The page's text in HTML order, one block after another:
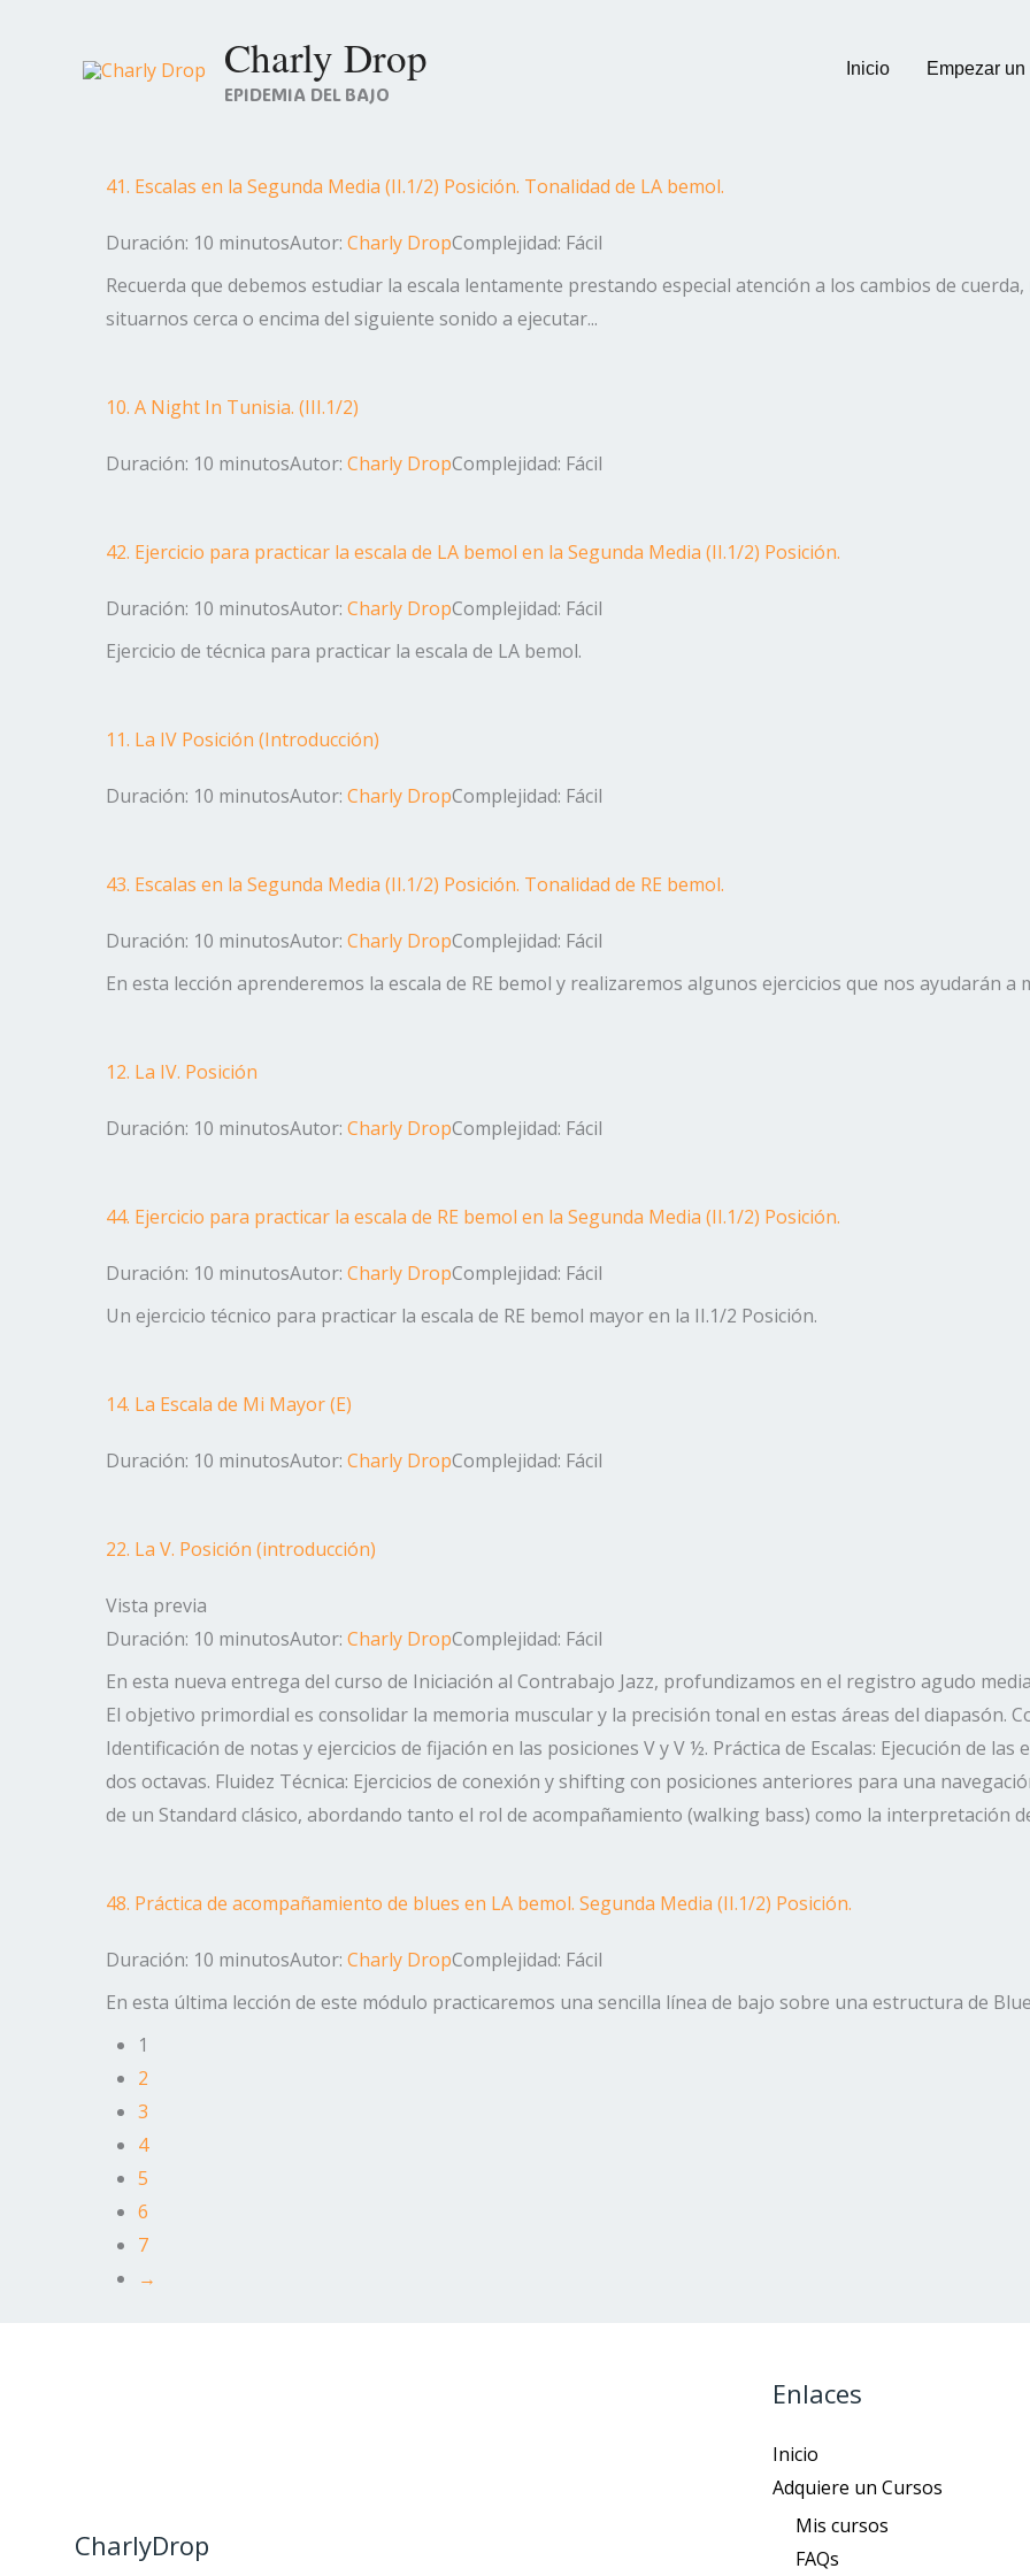
Charly Drop
EPIDEMIA DEL BAJO
Inicio Empezar
41. Escalas en la Segunda Media (II.1/2) Posición. Tonalidad de LA bemol.
Duración: 10 minutosAutor: Charly DropComplejidad: Fácil
Recuerda que debemos estudiar la escala lentamente prestando especial atención a los cambios de
situarnos cerca o encima del siguiente sonido a ejecutar...
10. A Night In Tunisia. (III.1/2)
Duración: 10 minutosAutor: Charly DropComplejidad: Fácil
42. Ejercicio para practicar la escala de LA bemol en la Segunda Media (II.1/2) Posición.
Duración: 10 minutosAutor: Charly DropComplejidad: Fácil
Ejercicio de técnica para practicar la escala de LA bemol.
11. La IV Posición (Introducción)
Duración: 10 minutosAutor: Charly DropComplejidad: Fácil
43. Escalas en la Segunda Media (II.1/2) Posición. Tonalidad de RE bemol.
Duración: 10 minutosAutor: Charly DropComplejidad: Fácil
En esta lección aprenderemos la escala de RE bemol y realizaremos algunos ejercicios que nos ayudarán a
12. La IV. Posición
Duración: 10 minutosAutor: Charly DropComplejidad: Fácil
44. Ejercicio para practicar la escala de RE bemol en la Segunda Media (II.1/2) Posición.
Duración: 10 minutosAutor: Charly DropComplejidad: Fácil
Un ejercicio técnico para practicar la escala de RE bemol mayor en la II.1/2 Posición.
14. La Escala de Mi Mayor (E)
Duración: 10 minutosAutor: Charly DropComplejidad: Fácil
22. La V. Posición (introducción)
Vista previa
Duración: 10 minutosAutor: Charly DropComplejidad: Fácil
En esta nueva entrega del curso de Iniciación al Contrabajo Jazz, profundizamos en el registro agudo
El objetivo primordial es consolidar la memoria muscular y la precisión tonal en estas áreas del diapasón.
Identificación de notas y ejercicios de fijación en las posiciones V y V ½. Práctica de Escalas: Ejecución de
dos octavas. Fluidez Técnica: Ejercicios de conexión y shifting con posiciones anteriores para una
de un Standard clásico, abordando tanto el rol de acompañamiento (walking bass) como la interpretación
48. Práctica de acompañamiento de blues en LA bemol. Segunda Media (II.1/2) Posición.
Duración: 10 minutosAutor: Charly DropComplejidad: Fácil
En esta última lección de este módulo practicaremos una sencilla línea de bajo sobre una estructura de
1
2
3
4
5
6
7
→
CharlyDrop
Enlaces
Inicio
Adquiere un Cursos
Mis cursos
FAQs